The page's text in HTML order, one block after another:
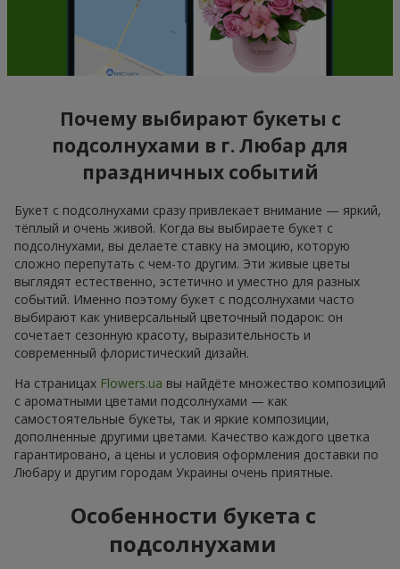
Почему выбирают букеты с
подсолнухами в г. Любар для
праздничных событий
Букет с подсолнухами сразу привлекает внимание — яркий,
тёплый и очень живой. Когда вы выбираете букет с
подсолнухами, вы делаете ставку на эмоцию, которую
сложно перепутать с чем-то другим. Эти живые цветы
выглядят естественно, эстетично и уместно для разных
событий. Именно поэтому букет с подсолнухами часто
выбирают как универсальный цветочный подарок: он
сочетает сезонную красоту, выразительность и
современный флористический дизайн.
На страницах Flowers.ua вы найдёте множество композиций
с ароматными цветами подсолнухами — как
самостоятельные букеты, так и яркие композиции,
дополненные другими цветами. Качество каждого цветка
гарантировано, а цены и условия оформления доставки по
Любару и другим городам Украины очень приятные.
Особенности букета с
подсолнухами